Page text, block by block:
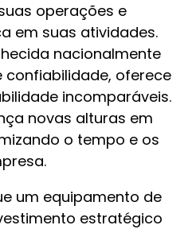
operações e
em suas atividades.
nacionalmente
confiabilidade, oferece
incomparáveis.
novas alturas em
o tempo e os
um equipamento de
estratégico